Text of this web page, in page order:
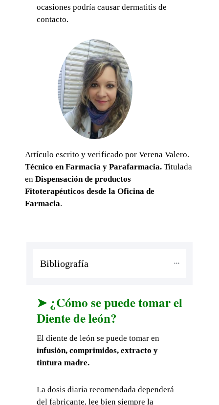
ocasiones podría causar dermatitis de
contacto.
Artículo escrito y verificado por Verena Valero.
Técnico en Farmacia y Parafarmacia. Titulada
en Dispensación de productos
Fitoterapéuticos desde la Oficina de
Farmacia.
Bibliografía
➤ ¿Cómo se puede tomar el
Diente de león?
El diente de león se puede tomar en
infusión, comprimidos, extracto y
tintura madre.
La dosis diaria recomendada dependerá
del fabricante, lee bien siempre la